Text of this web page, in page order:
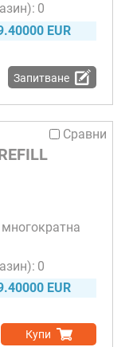
0
EUR
Запитване
Сравни
0
EUR
Купи